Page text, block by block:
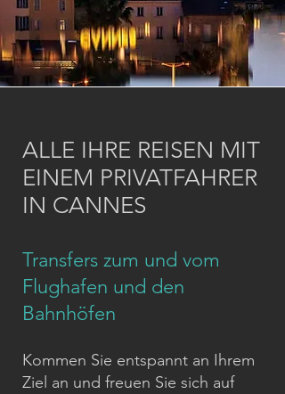
ALLE IHRE REISEN MIT
EINEM PRIVATFAHRER
IN CANNES
Transfers zum und vom
Flughafen und den
Bahnhöfen
Kommen Sie entspannt an Ihrem
Ziel an und freuen Sie sich auf